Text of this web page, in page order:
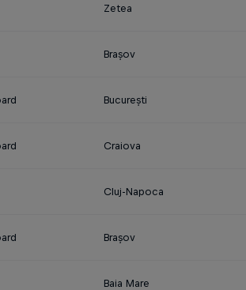
Zetea
Brașov
București
Craiova
Cluj-Napoca
Brașov
Baia Mare